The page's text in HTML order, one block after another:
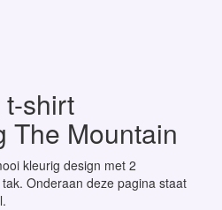
shirt
The Mountain
kleurig design met 2
Onderaan deze pagina staat